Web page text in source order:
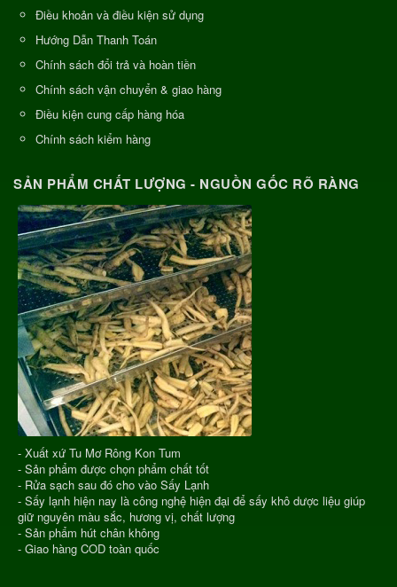
Điều khoản và điều kiện sử dụng
Hướng Dẫn Thanh Toán
Chính sách đổi trả và hoàn tiền
Chính sách vận chuyển & giao hàng
Điều kiện cung cấp hàng hóa
Chính sách kiểm hàng
SẢN PHẨM CHẤT LƯỢNG - NGUỒN GỐC RÕ RÀNG
- Xuất xứ Tu Mơ Rông Kon Tum
- Sản phẩm được chọn phẩm chất tốt
- Rửa sạch sau đó cho vào Sấy Lạnh
- Sấy lạnh hiện nay là công nghệ hiện đại để sấy khô dược liệu giúp
giữ nguyên màu sắc, hương vị, chất lượng
- Sản phẩm hút chân không
- Giao hàng COD toàn quốc